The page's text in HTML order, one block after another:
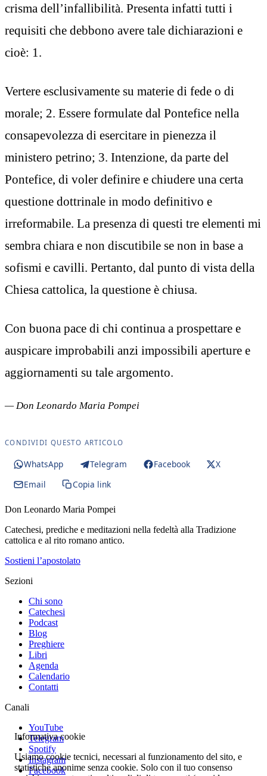
crisma dell’infallibilità. Presenta infatti tutti i
requisiti che debbono avere tale dichiarazioni e
cioè: 1.
Vertere esclusivamente su materie di fede o di
morale; 2. Essere formulate dal Pontefice nella
consapevolezza di esercitare in pienezza il
ministero petrino; 3. Intenzione, da parte del
Pontefice, di voler definire e chiudere una certa
questione dottrinale in modo definitivo e
irreformabile. La presenza di questi tre elementi mi
sembra chiara e non discutibile se non in base a
sofismi e cavilli. Pertanto, dal punto di vista della
Chiesa cattolica, la questione è chiusa.
Con buona pace di chi continua a prospettare e
auspicare improbabili anzi impossibili aperture e
aggiornamenti su tale argomento.
— Don Leonardo Maria Pompei
CONDIVIDI QUESTO ARTICOLO
WhatsApp Telegram Facebook
X
Email
Copia link
Don Leonardo Maria Pompei
Catechesi, prediche e meditazioni nella fedeltà alla Tradizione
cattolica e al rito romano antico.
Sostieni l’apostolato
Sezioni
Chi sono
Catechesi
Podcast
Blog
Preghiere
Libri
Agenda
Calendario
Contatti
Canali
YouTube
Telegram
Spotify
Instagram
Facebook
Informativa cookie
Usiamo cookie tecnici, necessari al funzionamento del sito, e
statistiche anonime senza cookie. Solo con il tuo consenso